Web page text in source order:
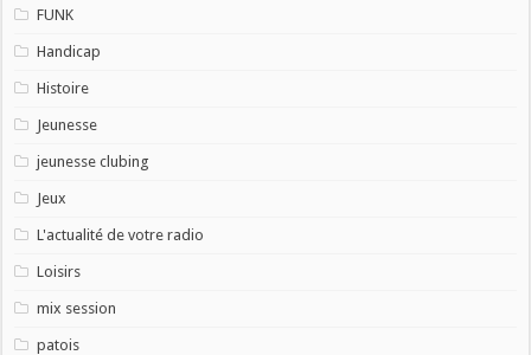
FUNK
Handicap
Histoire
Jeunesse
jeunesse clubing
Jeux
L'actualité de votre radio
Loisirs
mix session
patois